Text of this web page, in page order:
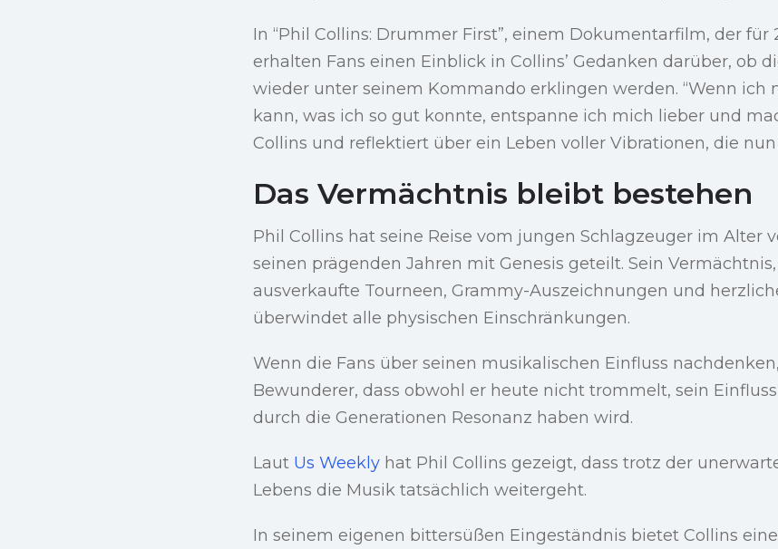
In “Phil Collins: Drummer First”, einem Dokumentarfilm, der für
erhalten Fans einen Einblick in Collins’ Gedanken darüber, ob
wieder unter seinem Kommando erklingen werden. “Wenn ich
kann, was ich so gut konnte, entspanne ich mich lieber und
Collins und reflektiert über ein Leben voller Vibrationen, die
Das Vermächtnis bleibt bestehen
Phil Collins hat seine Reise vom jungen Schlagzeuger im Alter
seinen prägenden Jahren mit Genesis geteilt. Sein
ausverkaufte Tourneen, Grammy-Auszeichnungen und
überwindet alle physischen Einschränkungen.
Wenn die Fans über seinen musikalischen Einfluss
Bewunderer, dass obwohl er heute nicht trommelt, sein
durch die Generationen Resonanz haben wird.
Laut Us Weekly hat Phil Collins gezeigt, dass trotz der
Lebens die Musik tatsächlich weitergeht.
In seinem eigenen bittersüßen Eingeständnis bietet Collins